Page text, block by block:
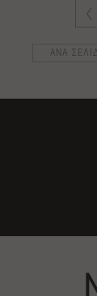
ΑΝΑ